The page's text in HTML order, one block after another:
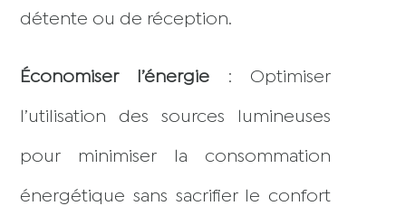
détente ou de réception.
Économiser l’énergie: Optimiser
l’utilisation des sources lumineuses
pour minimiser la consommation
énergétique sans sacrifier le confort